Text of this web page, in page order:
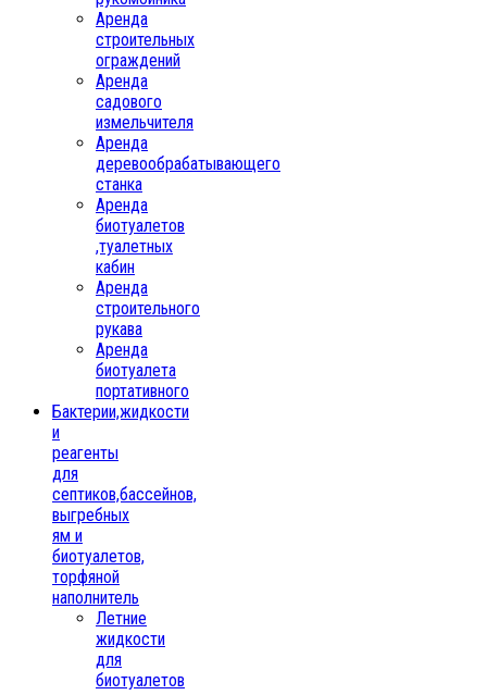
Аренда
строительных
ограждений
Аренда
садового
измельчителя
Аренда
деревообрабатывающего
станка
Аренда
биотуалетов
,туалетных
кабин
Аренда
строительного
рукава
Аренда
биотуалета
портативного
Бактерии,жидкости
и
реагенты
для
септиков,бассейнов,
выгребных
ям и
биотуалетов,
торфяной
наполнитель
Летние
жидкости
для
биотуалетов